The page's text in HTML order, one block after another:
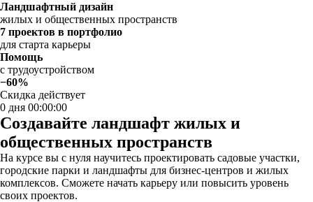
Ландшафтный дизайн
жилых и общественных пространств
7 проектов в портфолио
для старта карьеры
Помощь
с трудоустройством
−60%
Скидка действует
0 дня 00:00:00
Создавайте ландшафт жилых и
общественных пространств
На курсе вы с нуля научитесь проектировать садовые участки,
городские парки и ландшафты для бизнес-центров и жилых
комплексов. Сможете начать карьеру или повысить уровень
своих проектов.